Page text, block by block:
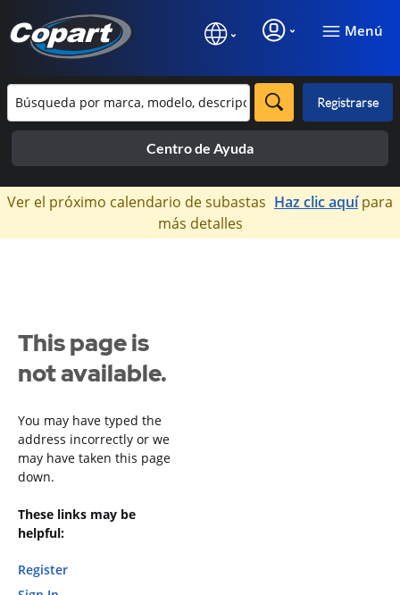
Menú
Registrarse
Centro de Ayuda
×
Ver el próximo calendario de subastas Haz clic aquípara
más detalles
This page is
not available.
You may have typed the
address incorrectly or we
may have taken this page
down.
These links may be
helpful:
Register